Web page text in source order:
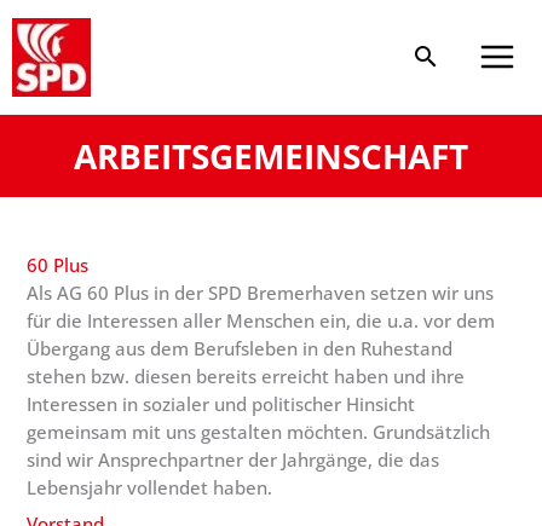
Zum
Inhalt
springen
ARBEITSGEMEINSCHAFT
60 Plus
Als AG 60 Plus in der SPD Bremerhaven setzen wir uns
für die Interessen aller Menschen ein, die u.a. vor dem
Übergang aus dem Berufsleben in den Ruhestand
stehen bzw. diesen bereits erreicht haben und ihre
Interessen in sozialer und politischer Hinsicht
gemeinsam mit uns gestalten möchten. Grundsätzlich
sind wir Ansprechpartner der Jahrgänge, die das
Lebensjahr vollendet haben.